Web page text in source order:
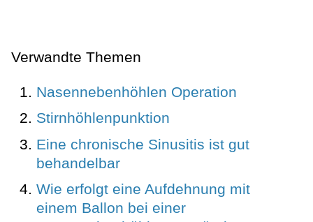
Verwandte Themen
Nasennebenhöhlen Operation
Stirnhöhlenpunktion
Eine chronische Sinusitis ist gut
behandelbar
Wie erfolgt eine Aufdehnung mit
einem Ballon bei einer